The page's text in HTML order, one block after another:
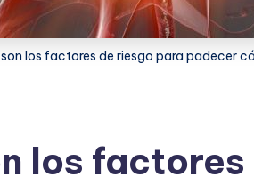
los factores de riesgo para padecer
los